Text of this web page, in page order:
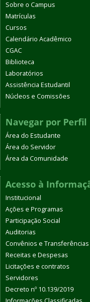
Sobre o Campus
Matrículas
Cursos
Calendário Acadêmico
CGAC
Biblioteca
Laboratórios
Assistência Estudantil
Núcleos e Comissões
Navegar por Perfil
Área do Estudante
Área do Servidor
Área da Comunidade
Acesso à
Institucional
Ações e Programas
Participação Social
Auditorias
Convênios e Transferências
Receitas e Despesas
Licitações e contratos
Servidores
Decreto nº 10.139/2019